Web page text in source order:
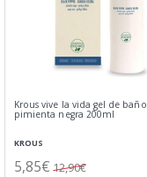
Krous vive la vida gel de baño
pimienta negra 200ml
KROUS
5,85€ 12,90€